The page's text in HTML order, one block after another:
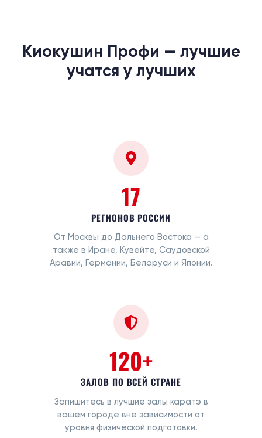
Киокушин Профи — лучшие
учатся у лучших
17
РЕГИОНОВ РОССИИ
От Москвы до Дальнего Востока — а
также в Иране, Кувейте, Саудовской
Аравии, Германии, Беларуси и Японии.
120+
ЗАЛОВ ПО ВСЕЙ СТРАНЕ
Запишитесь в лучшие залы каратэ в
вашем городе вне зависимости от
уровня физической подготовки.